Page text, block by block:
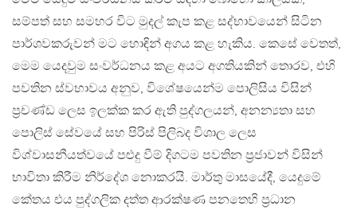
සම්පත් සහ සමහර විට මුදල් කැප කළ සද්භාවයෙන් සිටින
පාර්ශවකරුවන් මට හොඳින් අගය කළ හැකිය. කෙසේ වෙතත්,
මෙම යෙදවුම සංවර්ධනය කළ අයට අගතියකින් තොරව, එහි
පවතින ස්වභාවය අනුව, විශේෂයෙන්ම පොලිසිය විසින්
ප්‍රචණ්ඩ ලෙස ඉලක්ක කර ඇති පුද්ගලයන්, අනන්‍යතා සහ
පොලිස් සේවයේ සහ පිරිස් පිලිබද විශාල ලෙස
විශ්වාසනීයත්වයේ පළුදු වීම් දිගටම පවතින ප්‍රජාවන් විසින්
භාවිතා කිරීම නිර්දේශ නොකරයි. මාර්තු මාසයේදී, යෙදුමේ
කේතය එය පුද්ගලික දත්ත ආරක්ෂණ පනතෙහි ප්‍රධාන